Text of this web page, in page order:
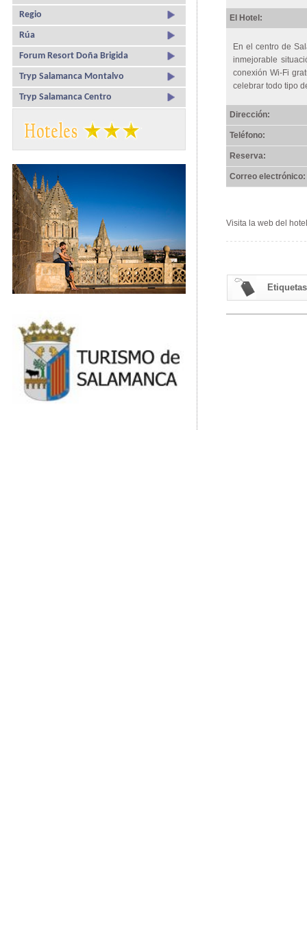
Regio
Rúa
Forum Resort Doña Brigida
Tryp Salamanca Montalvo
Tryp Salamanca Centro
El Hotel:
En el centro de
inmejorable
conexión Wi-Fi
celebrar todo tipo
Dirección:
Teléfono:
Reserva:
Correo electrónico:
Visita la web del